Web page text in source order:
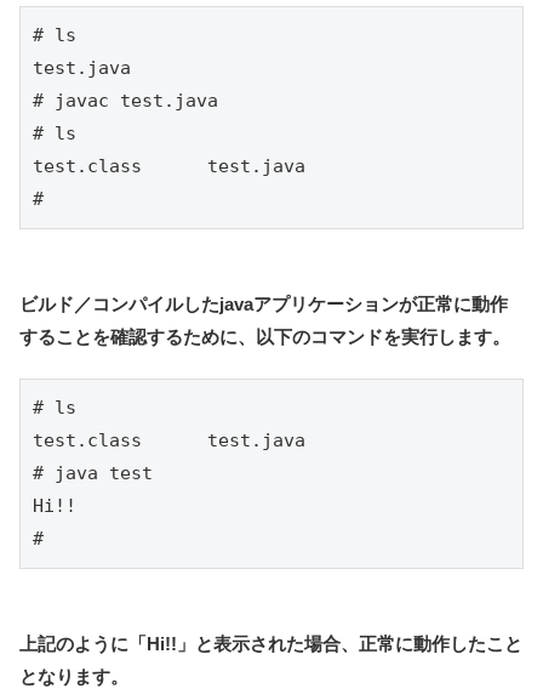
# ls
test.java
# javac test.java
# ls
test.class	test.java
#
ビルド／コンパイルしたjavaアプリケーションが正常に動作
することを確認するために、以下のコマンドを実行します。
# ls
test.class	test.java
# java test
Hi!!
#
上記のように「Hi!!」と表示された場合、正常に動作したこと
となります。